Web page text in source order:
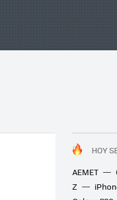
HOY
AEMET
Z